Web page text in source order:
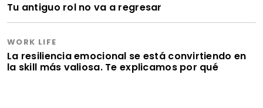
Tu antiguo rol no va a regresar
WORK LIFE
La resiliencia emocional se está convirtiendo en
la skill más valiosa. Te explicamos por qué